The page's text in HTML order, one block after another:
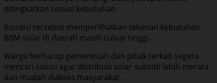
ditingkatkan sesuai kebutuhan.
Kondisi tersebut memperlihatkan tekanan kebutuhan
BBM solar di daerah masih cukup tinggi.
Warga berharap pemerintah dan pihak terkait segera
mencari solusi agar distribusi solar subsidi lebih merata
dan mudah diakses masyarakat.